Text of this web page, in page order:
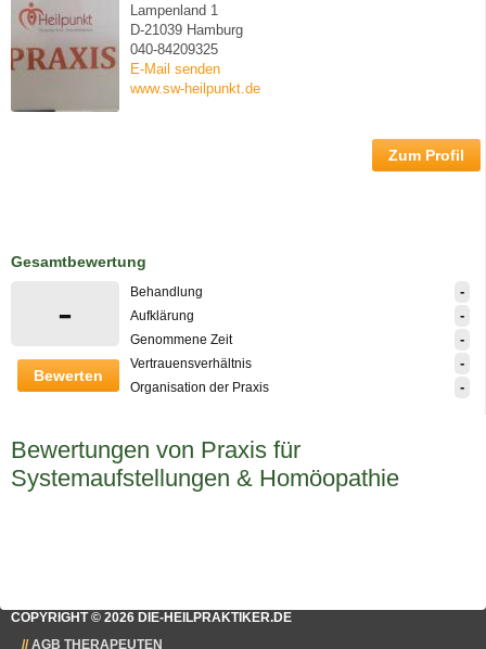
Lampenland 1
D-21039 Hamburg
040-84209325
E-Mail senden
www.sw-heilpunkt.de
Zum Profil
Gesamtbewertung
-
Bewerten
Behandlung -
Aufklärung -
Genommene Zeit -
Vertrauensverhältnis -
Organisation der Praxis -
Bewertungen von Praxis für
Systemaufstellungen & Homöopathie
COPYRIGHT © 2026 DIE-HEILPRAKTIKER.DE
AGB THERAPEUTEN